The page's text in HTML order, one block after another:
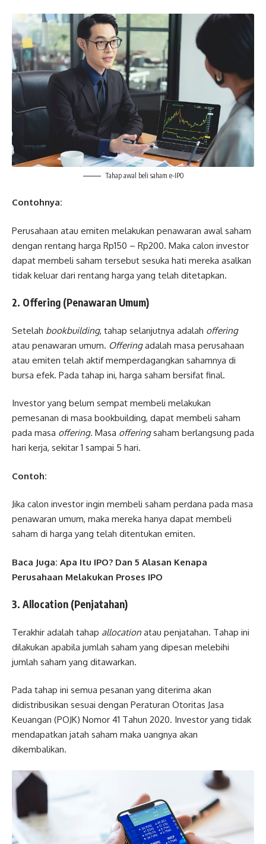
Tahap awal beli saham e-IPO
Contohnya:
Perusahaan atau emiten melakukan penawaran awal saham
dengan rentang harga Rp150 – Rp200. Maka calon investor
dapat membeli saham tersebut sesuka hati mereka asalkan
tidak keluar dari rentang harga yang telah ditetapkan.
2. Offering (Penawaran Umum)
Setelah bookbuilding, tahap selanjutnya adalah offering
atau penawaran umum. Offeringadalah masa perusahaan
atau emiten telah aktif memperdagangkan sahamnya di
bursa efek. Pada tahap ini, harga saham bersifat final.
Investor yang belum sempat membeli melakukan
pemesanan di masa bookbuilding, dapat membeli saham
pada masa offering. Masa offeringsaham berlangsung pada
hari kerja, sekitar 1 sampai 5 hari.
Contoh:
Jika calon investor ingin membeli saham perdana pada masa
penawaran umum, maka mereka hanya dapat membeli
saham di harga yang telah ditentukan emiten.
Baca Juga: Apa Itu IPO? Dan 5 Alasan Kenapa
Perusahaan Melakukan Proses IPO
3. Allocation (Penjatahan)
Terakhir adalah tahap allocation atau penjatahan. Tahap ini
dilakukan apabila jumlah saham yang dipesan melebihi
jumlah saham yang ditawarkan.
Pada tahap ini semua pesanan yang diterima akan
didistribusikan sesuai dengan Peraturan Otoritas Jasa
Keuangan (POJK) Nomor 41 Tahun 2020. Investor yang tidak
mendapatkan jatah saham maka uangnya akan
dikembalikan.